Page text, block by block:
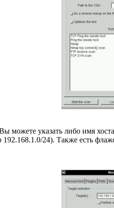
можете указать либо имя
24). Также есть